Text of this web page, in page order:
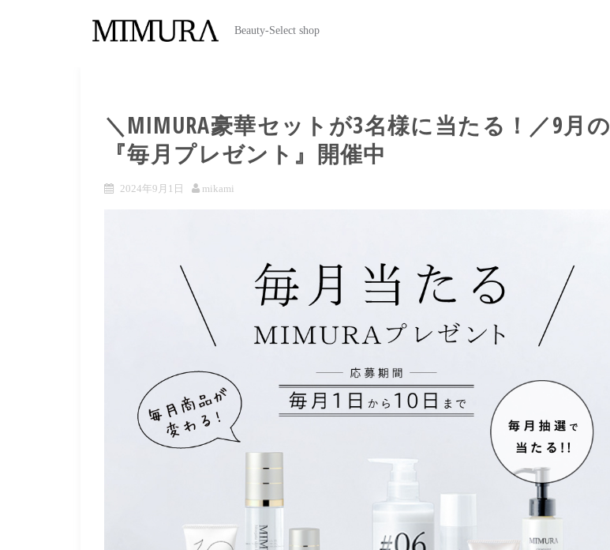
Beauty-Select shop
＼MIMURA豪華セットが3名様に当たる！／9月の
『毎月プレゼント』開催中
2024年9月1日 mikami